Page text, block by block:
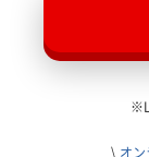
\ オ